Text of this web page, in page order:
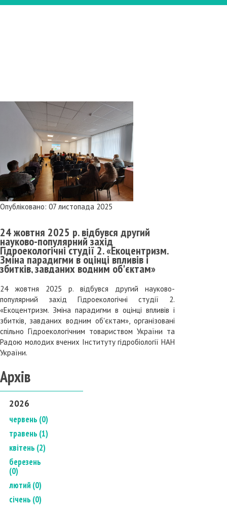
Опубліковано: 07 листопада 2025
24 жовтня 2025 р. відбувся другий
науково-популярний захід
Гідроекологічні студії 2. «Екоцентризм.
Зміна парадигми в оцінці впливів і
збитків, завданих водним об'єктам»
24 жовтня 2025 р. відбувся другий науково-
популярний захід Гідроекологічні студії 2.
«Екоцентризм. Зміна парадигми в оцінці впливів і
збитків, завданих водним об'єктам», організовані
спільно Гідроекологічним товариством України та
Радою молодих вчених Інституту гідробіології НАН
України.
Архів
2026
червень (0)
травень (1)
квітень (2)
березень
(0)
лютий (0)
січень (0)